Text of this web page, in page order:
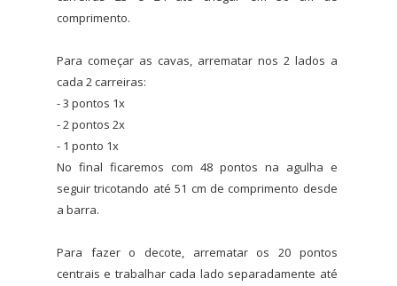
comprimento.
Para começar as cavas, arrematar nos 2 lados a
cada 2 carreiras:
- 3 pontos 1x
- 2 pontos 2x
- 1 ponto 1x
No final ficaremos com 48 pontos na agulha e
seguir tricotando até 51 cm de comprimento desde
a barra.
Para fazer o decote, arrematar os 20 pontos
centrais e trabalhar cada lado separadamente até